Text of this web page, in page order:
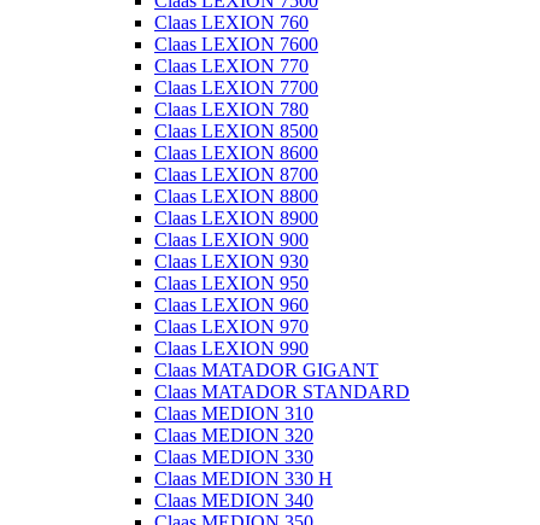
Claas LEXION 760
Claas LEXION 7600
Claas LEXION 770
Claas LEXION 7700
Claas LEXION 780
Claas LEXION 8500
Claas LEXION 8600
Claas LEXION 8700
Claas LEXION 8800
Claas LEXION 8900
Claas LEXION 900
Claas LEXION 930
Claas LEXION 950
Claas LEXION 960
Claas LEXION 970
Claas LEXION 990
Claas MATADOR GIGANT
Claas MATADOR STANDARD
Claas MEDION 310
Claas MEDION 320
Claas MEDION 330
Claas MEDION 330 H
Claas MEDION 340